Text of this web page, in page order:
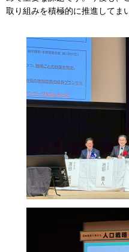
取り組みを積極的に推進してま